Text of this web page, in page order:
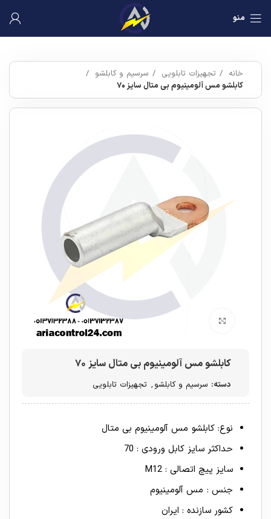
منو
خانه تجهیزات تابلویی
سرسیم و کابلشو
کابلشو مس آلومینیوم بی متال سایز ۷۰
برای بزرگنمایی کلیک کنید
کابلشو مس آلومینیوم بی متال سایز ۷۰
دسته: سرسیم و کابلشو , تجهیزات تابلویی
نوع: کابلشو مس آلومینیوم بی متال
حداکثر سایز کابل ورودی : 70
سایز پیچ اتصالی : M12
جنس : مس آلومینیوم
کشور سازنده : ایران